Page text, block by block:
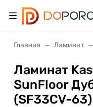
Главная Ламинат
Ламинат
SunFloor
(SF33CV-63)